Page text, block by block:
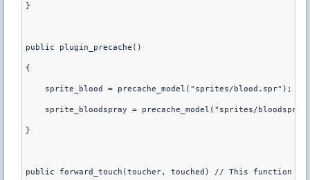
}
public plugin_precache()
{
    sprite_blood = precache_model("sprites/blood.spr");
sprite_bloodspray = precache_model("sprites/
}
public forward_touch(toucher, touched) // This function